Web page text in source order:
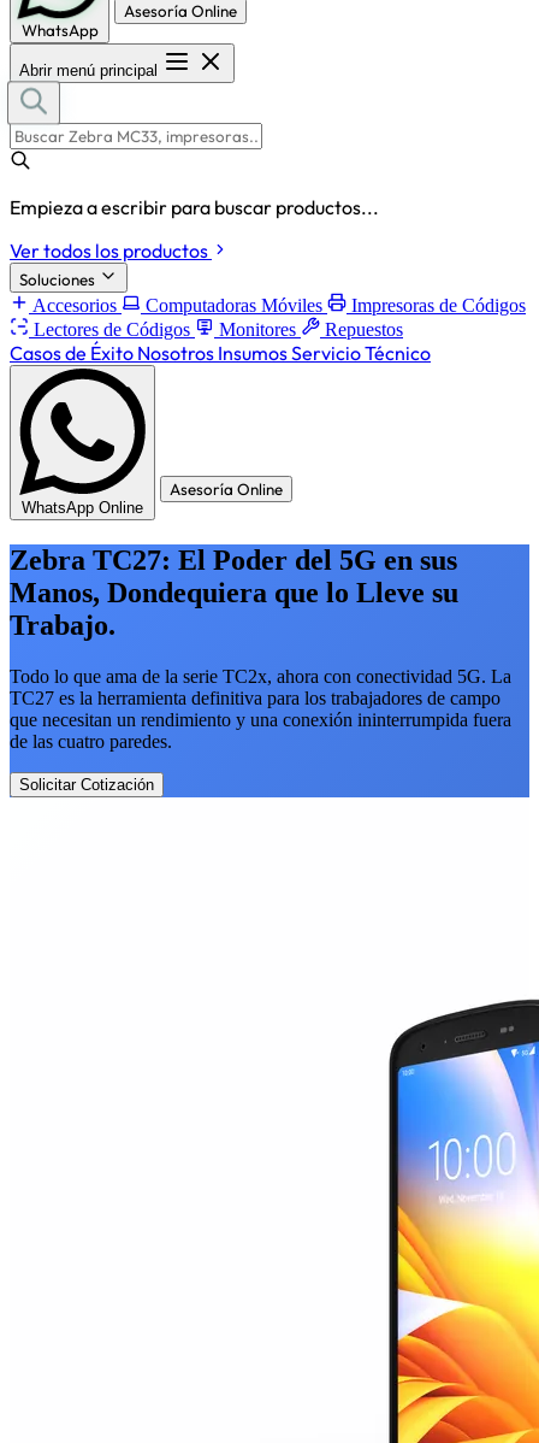
WhatsApp
Asesoría Online
Abrir menú principal
Empieza a escribir para buscar productos...
Ver todos los productos
Soluciones
Accesorios Computadoras Móviles
Impresoras de Códigos
Lectores de Códigos
Monitores Repuestos
Casos de Éxito Nosotros InsumosServicio Técnico
WhatsApp Online
Asesoría Online
Zebra TC27: El Poder del 5G en sus
Manos, Dondequiera que lo Lleve su
Trabajo.
Todo lo que ama de la serie TC2x, ahora con conectividad 5G. La
TC27 es la herramienta definitiva para los trabajadores de campo
que necesitan un rendimiento y una conexión ininterrumpida fuera
de las cuatro paredes.
Solicitar Cotización